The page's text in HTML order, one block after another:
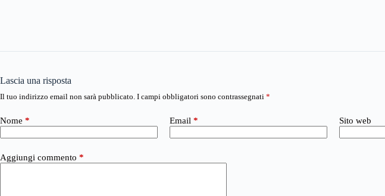
Lascia una risposta
Il tuo indirizzo email non sarà pubblicato. I campi obbligatori sono contrassegnati *
Nome * Email * Sito web
Aggiungi commento *